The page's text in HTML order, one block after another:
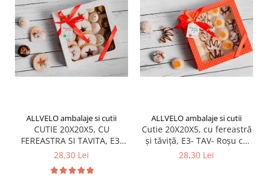
ALLVELO ambalaje si cutii
CUTIE 20X20X5, CU
FEREASTRA SI TAVITA, E3-
TAV- ALB, SET 5 BUC
28,30 Lei
ALLVELO ambalaje si cutii
Cutie 20X20X5, cu fereastră
și tăviță, E3- TAV- Roșu cu
Puncte, Set 5 Buc
28,30 Lei